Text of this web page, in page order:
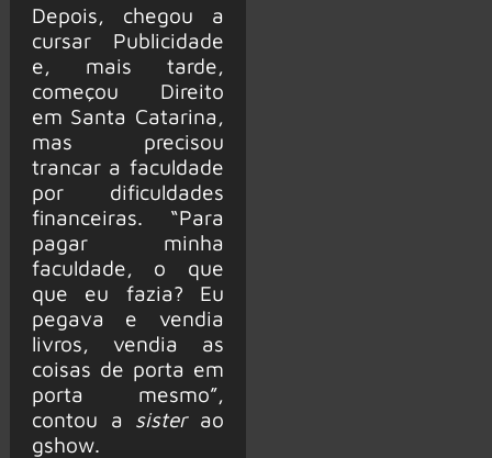
Depois, chegou a
cursar Publicidade
e, mais tarde,
começou Direito
em Santa Catarina,
mas precisou
trancar a faculdade
por dificuldades
financeiras. “Para
pagar minha
faculdade, o que
que eu fazia? Eu
pegava e vendia
livros, vendia as
coisas de porta em
porta mesmo”,
contou a sister ao
gshow.